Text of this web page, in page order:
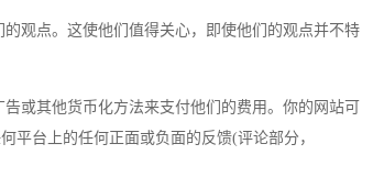
点。这使他们值得关心，即使他们的观点并不特
其他货币化方法来支付他们的费用。你的网站可
平台上的任何正面或负面的反馈(评论部分，